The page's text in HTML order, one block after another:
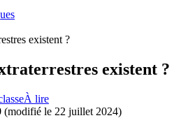
existent ?
existent ?
À lire
(modifié le 22 juillet 2024)